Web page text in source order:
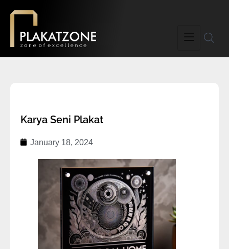
Karya Seni Plakat
January 18, 2024